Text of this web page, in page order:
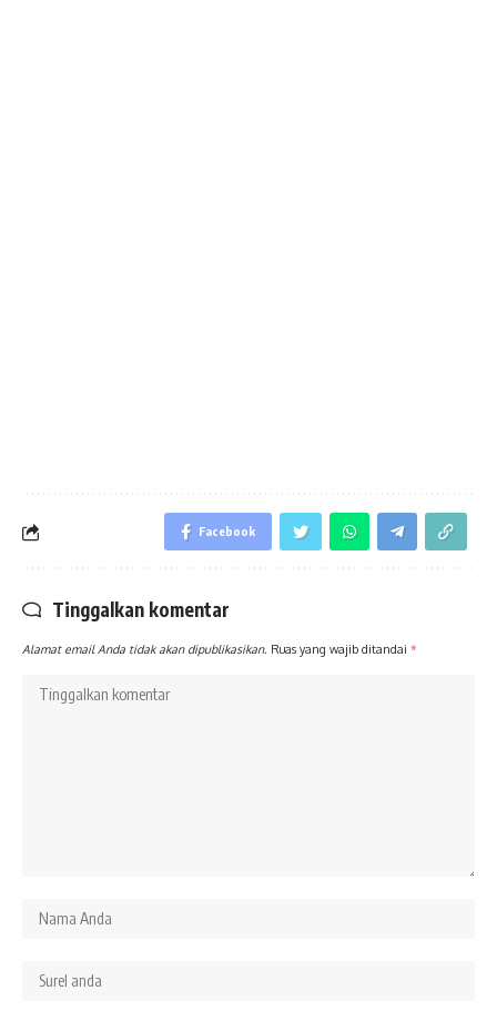
Facebook
Tinggalkan komentar
Alamat email Anda tidak akan dipublikasikan. Ruas yang wajib ditandai *